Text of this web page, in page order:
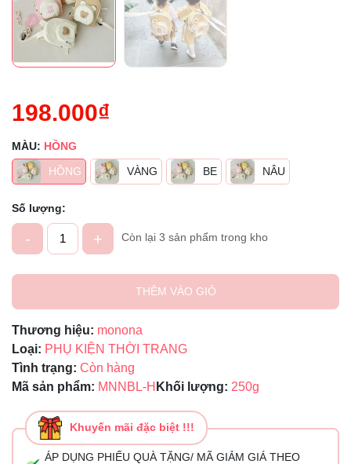
198.000₫
MÀU: HỒNG
HỒNG
VÀNG BE NÂU
Số lượng:
- + Còn lại 3 sản phẩm trong kho
THÊM VÀO GIỎ
Thương hiệu: monona
Loại: PHỤ KIỆN THỜI TRANG
Tình trạng: Còn hàng
Mã sản phẩm: MNNBL-H Khối lượng: 250g
Khuyến mãi đặc biệt !!!
ÁP DỤNG PHIẾU QUÀ TẶNG/ MÃ GIẢM GIÁ THEO